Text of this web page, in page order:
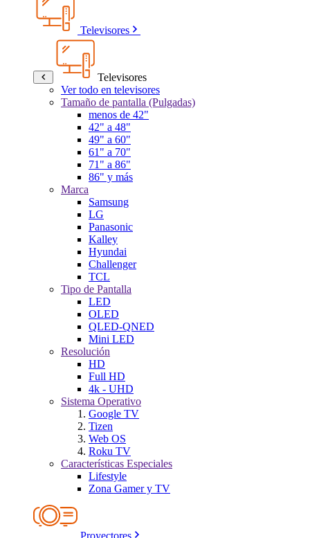
Televisores
Televisores
Ver todo en televisores
Tamaño de pantalla (Pulgadas)
menos de 42"
42" a 48"
49" a 60"
61" a 70"
71" a 86"
86" y más
Marca
Samsung
LG
Panasonic
Kalley
Hyundai
Challenger
TCL
Tipo de Pantalla
LED
OLED
QLED-QNED
Mini LED
Resolución
HD
Full HD
4k - UHD
Sistema Operativo
Google TV
Tizen
Web OS
Roku TV
Características Especiales
Lifestyle
Zona Gamer y TV
Proyectores